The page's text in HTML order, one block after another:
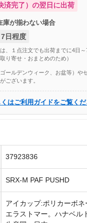
済完了）の翌日に出荷
庫が揃わない場合
日程度
、１点注文でも出荷までに4日～
り寄せ・おまとめのため）
ールデンウィーク、お盆等）や
ございます。
はご利用ガイドをご覧く
37923836
SRX-M PAF PUSHD
アイカップ:ポリカーボ
エラストマー。ハナベル